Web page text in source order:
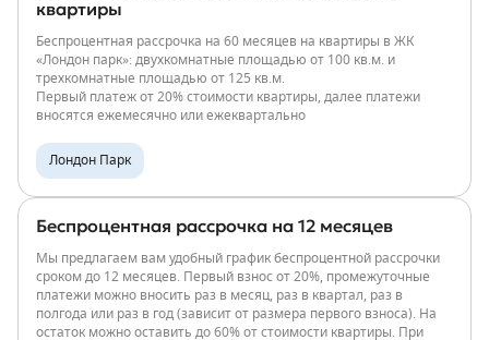
квартиры
Беспроцентная рассрочка на 60 месяцев на квартиры в ЖК
«Лондон парк»: двухкомнатные площадью от 100 кв.м. и
трехкомнатные площадью от 125 кв.м.
Первый платеж от 20% стоимости квартиры, далее платежи
вносятся ежемесячно или ежеквартально
Лондон Парк
Беспроцентная рассрочка на 12 месяцев
Мы предлагаем вам удобный график беспроцентной рассрочки
сроком до 12 месяцев. Первый взнос от 20%, промежуточные
платежи можно вносить раз в месяц, раз в квартал, раз в
полгода или раз в год (зависит от размера первого взноса). На
остаток можно оставить до 60% от стоимости квартиры. При